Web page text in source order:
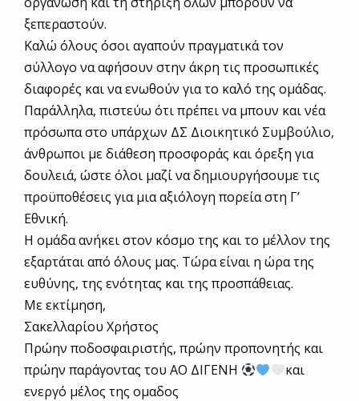
ξεπεραστούν.
Καλώ όλους όσοι αγαπούν πραγματικά τον
σύλλογο να αφήσουν στην άκρη τις προσωπικές
διαφορές και να ενωθούν για το καλό της ομάδας.
Παράλληλα, πιστεύω ότι πρέπει να μπουν και νέα
πρόσωπα στο υπάρχων ΔΣ Διοικητικό Συμβούλιο,
άνθρωποι με διάθεση προσφοράς και όρεξη για
δουλειά, ώστε όλοι μαζί να δημιουργήσουμε τις
προϋποθέσεις για μια αξιόλογη πορεία στη Γ’
Εθνική.
Η ομάδα ανήκει στον κόσμο της και το μέλλον της
εξαρτάται από όλους μας. Τώρα είναι η ώρα της
ευθύνης, της ενότητας και της προσπάθειας.
Με εκτίμηση,
Σακελλαρίου Χρήστος
Πρώην ποδοσφαιριστής, πρώην προπονητής και
πρώην παράγοντας του ΑΟ ΔΙΓΕΝΗ
και
ενεργό μέλος της ομαδος